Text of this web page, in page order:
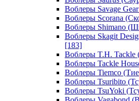
Воблеры Savage
Воблеры Scorana
Воблеры Shimano
Воблеры Skagit
[183]
Воблеры T.H. Tackle
Воблеры Tackle
Воблеры Tiemco
Воблеры Tsuribito
Воблеры TsuYoki